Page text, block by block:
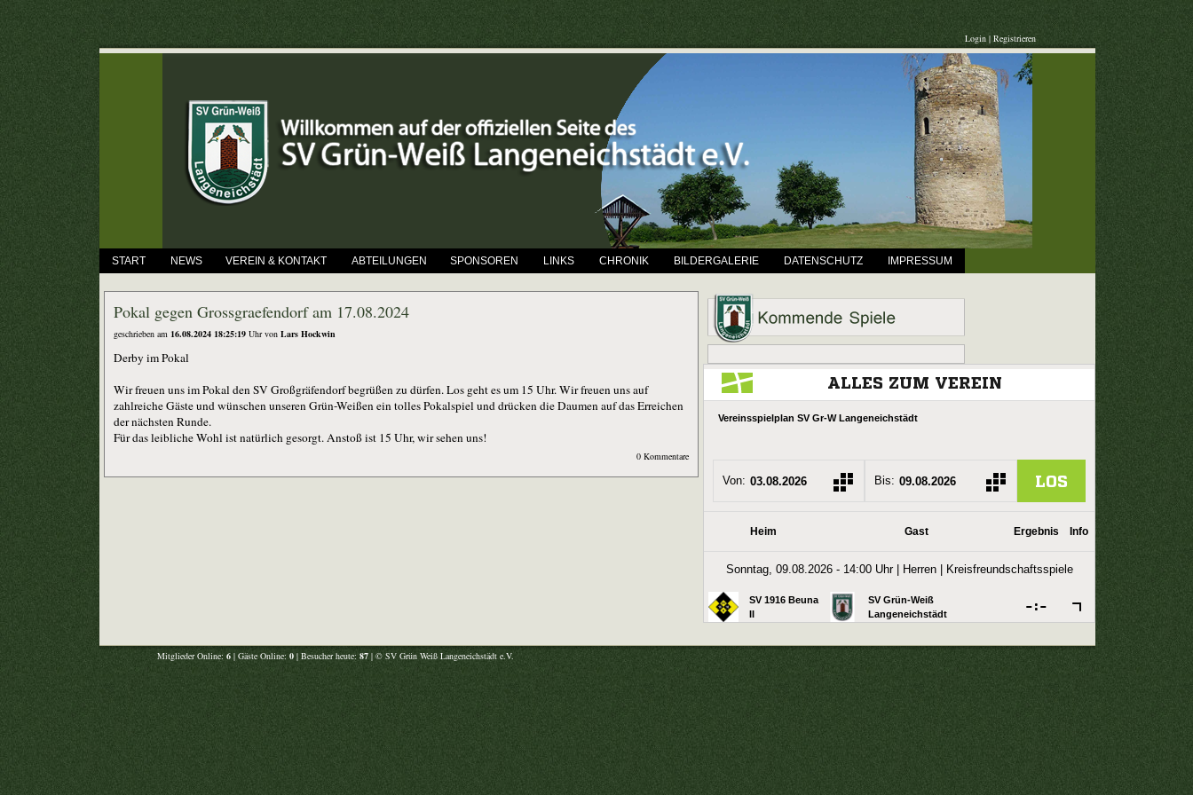
Login | Registrieren
START NEWS VEREIN & KONTAKT ABTEILUNGEN SPONSOREN LINKS CHRONIK BILDERGALERIE DATENSCHUTZ IMPRESSUM
Pokal gegen Grossgraefendorf am 17.08.2024
geschrieben am 16.08.2024 18:25:19Uhr von Lars Hockwin
Derby im Pokal
Wir freuen uns im Pokal den SV Großgräfendorf begrüßen zu dürfen. Los geht es um 15 Uhr. Wir freuen uns auf
zahlreiche Gäste und wünschen unseren Grün-Weißen ein tolles Pokalspiel und drücken die Daumen auf das Erreichen
der nächsten Runde.
Für das leibliche Wohl ist natürlich gesorgt. Anstoß ist 15 Uhr, wir sehen uns!
0 Kommentare
Mitglieder Online: 6 | Gäste Online: 0 | Besucher heute: 87 | © SV Grün Weiß Langeneichstädt e.V.